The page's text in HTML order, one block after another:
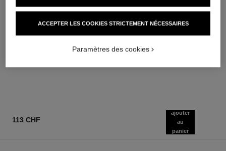
coco mademoiselle
Huile Corps
coco mademoiselle
Parfum Cheveux
Réf. 116997
113 CHF
ajouter
au
panier
ACCEPTER LES COOKIES STRICTEMENT NÉCESSAIRES
Paramètres des cookies